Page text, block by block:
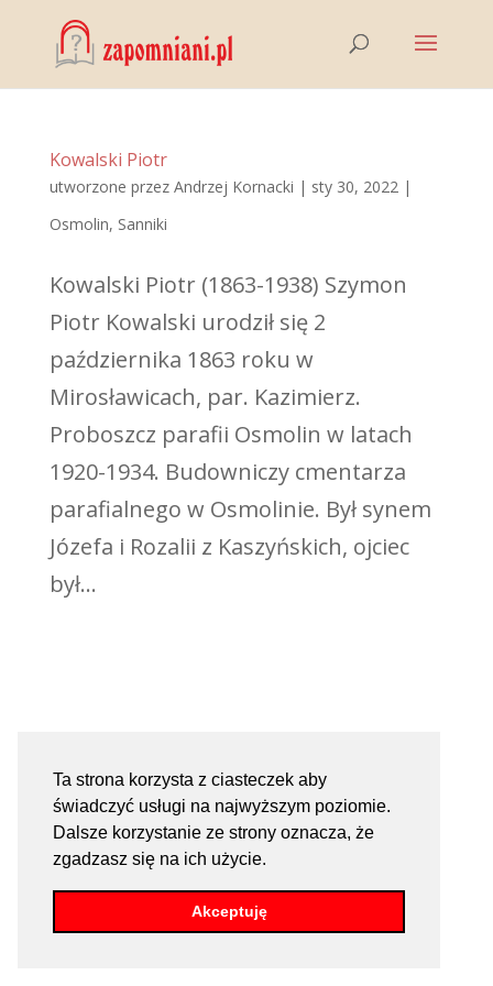
Ta strona korzysta z ciasteczek aby
świadczyć usługi na najwyższym poziomie.
Dalsze korzystanie ze strony oznacza, że
zgadzasz się na ich użycie.
Akceptuję
Kowalski Piotr
utworzone przez Andrzej Kornacki | sty 30, 2022|
Osmolin, Sanniki
Kowalski Piotr (1863-1938) Szymon
Piotr Kowalski urodził się 2
października 1863 roku w
Mirosławicach, par. Kazimierz.
Proboszcz parafii Osmolin w latach
1920-1934. Budowniczy cmentarza
parafialnego w Osmolinie. Był synem
Józefa i Rozalii z Kaszyńskich, ojciec
był...